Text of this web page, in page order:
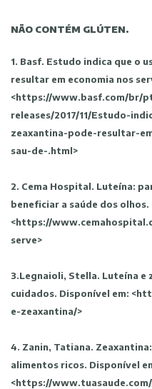
NÃO CONTÉM GLÚTEN.
1. Basf. Estudo indica que o
resultar em economia nos
<https://www.basf.com/br/
releases/2017/11/Estudo-
zeaxantina-pode-resultar-
sau-de-.html>
2. Cema Hospital. Luteína:
beneficiar a saúde dos olhos.
<https://
serve>
3.Legnaioli, Stella. Luteína e
cuidados. Disponível em:
e-zeaxantina/>
4. Zanin, Tatiana.
alimentos ricos. Disponível
<https://